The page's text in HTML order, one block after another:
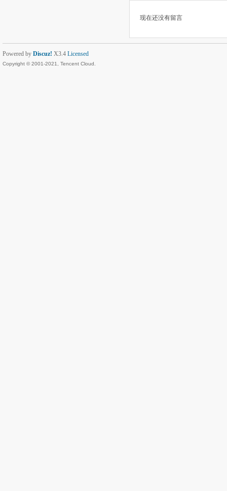
现在还没有留言
Powered by Discuz! X3.4 Licensed
Copyright © 2001-2021, Tencent Cloud.